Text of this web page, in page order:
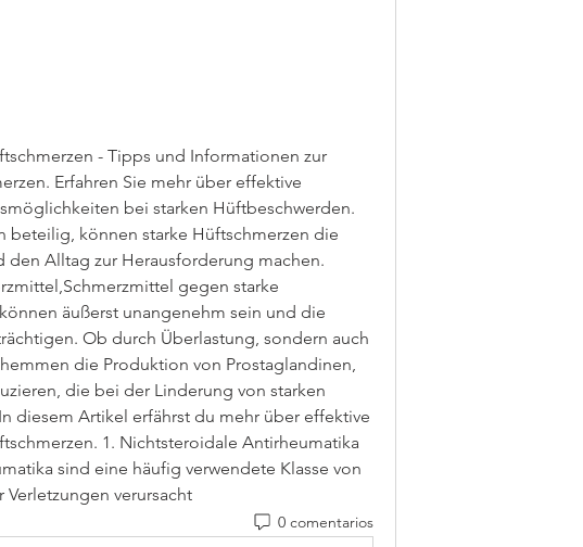
- Tipps und Informationen zur
Erfahren Sie mehr über effektive
bei starken Hüftbeschwerden.
den Alltag zur Herausforderung machen.
gegen starke
äußerst unangenehm sein und die
Ob durch Überlastung, sondern auch
die Produktion von Prostaglandinen,
die bei der Linderung von starken
diesem Artikel erfährst du mehr über effektive
1. Nichtsteroidale Antirheumatika
sind eine häufig verwendete Klasse von
verursacht
0 comentarios